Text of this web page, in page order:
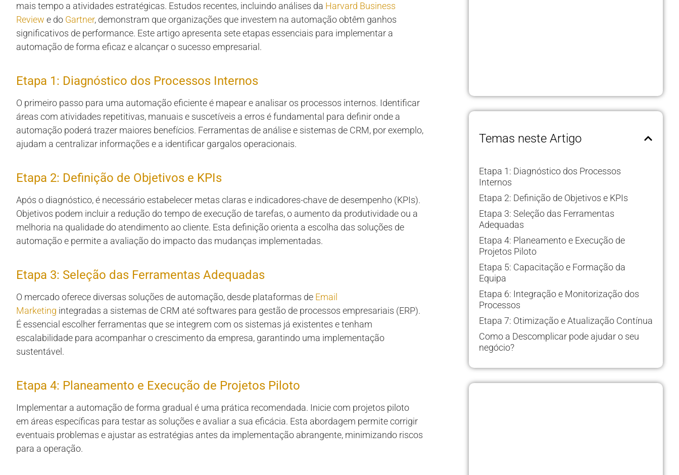
mais tempo a atividades estratégicas. Estudos recentes, incluindo análises da Harvard Business
Review e do Gartner, demonstram que organizações que investem na automação obtêm ganhos
significativos de performance. Este artigo apresenta sete etapas essenciais para implementar a
automação de forma eficaz e alcançar o sucesso empresarial.
Etapa 1: Diagnóstico dos Processos Internos
O primeiro passo para uma automação eficiente é mapear e analisar os processos internos. Identificar
áreas com atividades repetitivas, manuais e suscetíveis a erros é fundamental para definir onde a
automação poderá trazer maiores benefícios. Ferramentas de análise e sistemas de CRM, por exemplo,
ajudam a centralizar informações e a identificar gargalos operacionais.
Etapa 2: Definição de Objetivos e KPIs
Após o diagnóstico, é necessário estabelecer metas claras e indicadores-chave de desempenho (KPIs).
Objetivos podem incluir a redução do tempo de execução de tarefas, o aumento da produtividade ou a
melhoria na qualidade do atendimento ao cliente. Esta definição orienta a escolha das soluções de
automação e permite a avaliação do impacto das mudanças implementadas.
Etapa 3: Seleção das Ferramentas Adequadas
O mercado oferece diversas soluções de automação, desde plataformas de Email
Marketing integradas a sistemas de CRM até softwares para gestão de processos empresariais (ERP).
É essencial escolher ferramentas que se integrem com os sistemas já existentes e tenham
escalabilidade para acompanhar o crescimento da empresa, garantindo uma implementação
sustentável.
Etapa 4: Planeamento e Execução de Projetos Piloto
Implementar a automação de forma gradual é uma prática recomendada. Inicie com projetos piloto
em áreas específicas para testar as soluções e avaliar a sua eficácia. Esta abordagem permite corrigir
eventuais problemas e ajustar as estratégias antes da implementação abrangente, minimizando riscos
para a operação.
Temas neste Artigo
Etapa 1: Diagnóstico dos Processos
Internos
Etapa 2: Definição de Objetivos e KPIs
Etapa 3: Seleção das Ferramentas
Adequadas
Etapa 4: Planeamento e Execução de
Projetos Piloto
Etapa 5: Capacitação e Formação da
Equipa
Etapa 6: Integração e Monitorização dos
Processos
Etapa 7: Otimização e Atualização Contínua
Como a Descomplicar pode ajudar o seu
negócio?